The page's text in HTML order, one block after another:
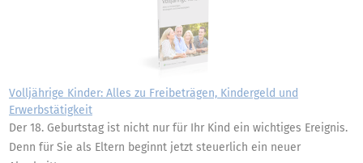
Volljährige Kinder: Alles zu Freibeträgen, Kindergeld und
Erwerbstätigkeit
Der 18. Geburtstag ist nicht nur für Ihr Kind ein wichtiges Ereignis.
Denn für Sie als Eltern beginnt jetzt steuerlich ein neuer